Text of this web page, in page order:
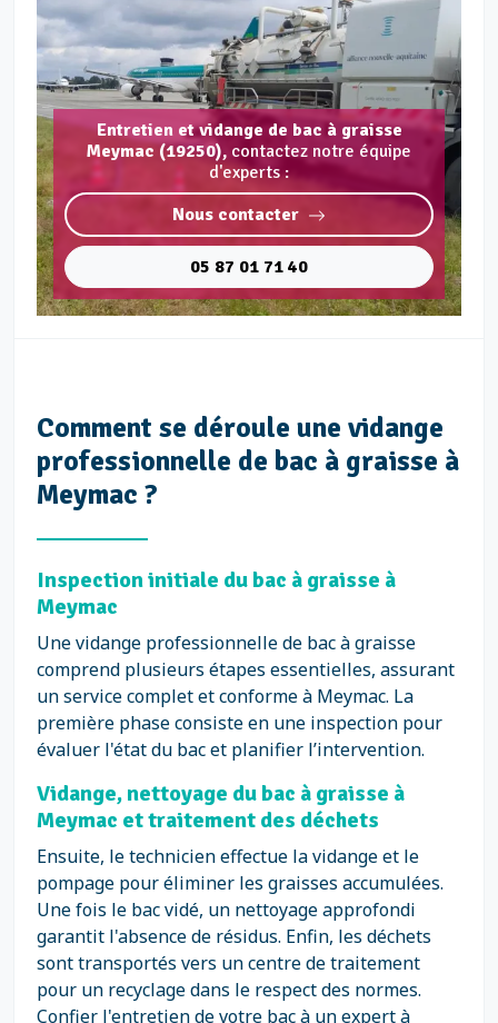
Entretien et vidange de bac à graisse
Meymac (19250), contactez notre équipe
d'experts :
Nous contacter
05 87 01 71 40
Comment se déroule une vidange
professionnelle de bac à graisse à
Meymac ?
Inspection initiale du bac à graisse à
Meymac
Une vidange professionnelle de bac à graisse
comprend plusieurs étapes essentielles, assurant
un service complet et conforme à Meymac. La
première phase consiste en une inspection pour
évaluer l'état du bac et planifier l’intervention.
Vidange, nettoyage du bac à graisse à
Meymac et traitement des déchets
Ensuite, le technicien effectue la vidange et le
pompage pour éliminer les graisses accumulées.
Une fois le bac vidé, un nettoyage approfondi
garantit l'absence de résidus. Enfin, les déchets
sont transportés vers un centre de traitement
pour un recyclage dans le respect des normes.
Confier l'entretien de votre bac à un expert à